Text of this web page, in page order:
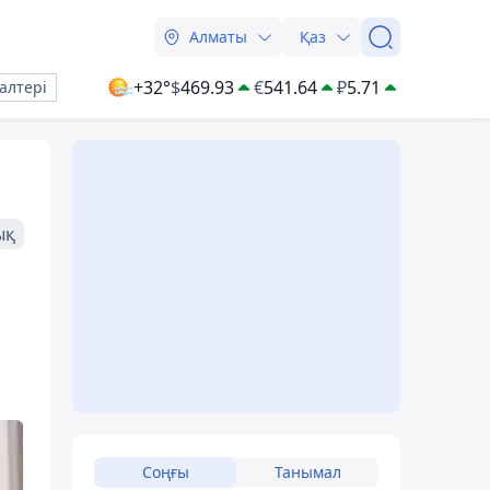
Алматы Қаз
+32°$469.93 €541.64 ₽5.71
Соңғы Танымал